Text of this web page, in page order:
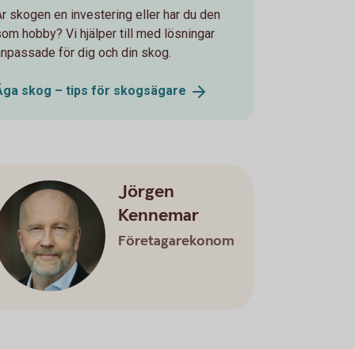
skogen en investering eller har du den
hobby? Vi hjälper till med lösningar
för dig och din skog.
skog – tips för skogsägare
Jörgen
Kennemar
Företagarekonom